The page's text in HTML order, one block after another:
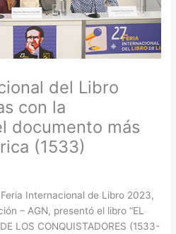
del Libro
con la
documento más
(1533)
Internacional de Libro 2023,
– AGN, presentó el libro “EL
LOS CONQUISTADORES (1533-